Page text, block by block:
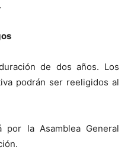
de dos años. Los
podrán ser reeligidos al
la Asamblea General